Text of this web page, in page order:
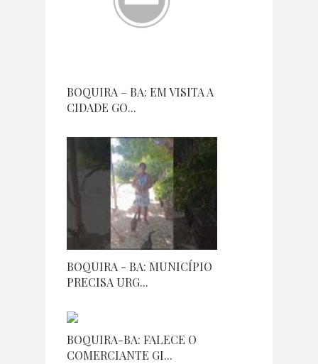
BOQUIRA – BA: EM VISITA A
CIDADE GO...
BOQUIRA - BA: MUNICÍPIO
PRECISA URG...
BOQUIRA-BA: FALECE O
COMERCIANTE GI...